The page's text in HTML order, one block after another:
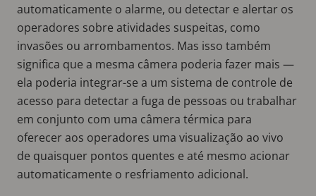
automaticamente o alarme, ou detectar e alertar os
operadores sobre atividades suspeitas, como
invasões ou arrombamentos. Mas isso também
significa que a mesma câmera poderia fazer mais —
ela poderia integrar-se a um sistema de controle de
acesso para detectar a fuga de pessoas ou trabalhar
em conjunto com uma câmera térmica para
oferecer aos operadores uma visualização ao vivo
de quaisquer pontos quentes e até mesmo acionar
automaticamente o resfriamento adicional.